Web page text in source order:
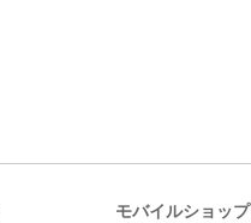
モバイルショップ